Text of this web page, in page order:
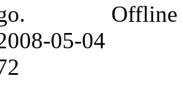
Offline
05-04